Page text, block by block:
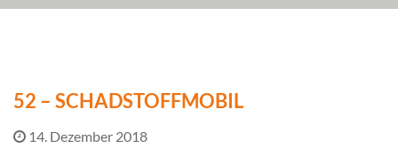
52 – SCHADSTOFFMOBIL
14. Dezember 2018